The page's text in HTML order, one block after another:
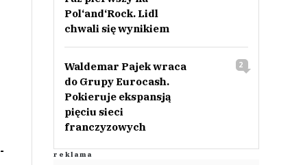
Pol‘and‘Rock. Lidl
chwali się wynikiem
Waldemar Pajek wraca
do Grupy Eurocash.
Pokieruje ekspansją
pięciu sieci
franczyzowych
2